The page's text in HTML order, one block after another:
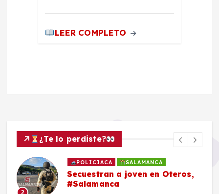
LEER COMPLETO
¿Te lo perdiste?
2
POLICIACA SALAMANCA
Secuestran a joven en Oteros,
#Salamanca